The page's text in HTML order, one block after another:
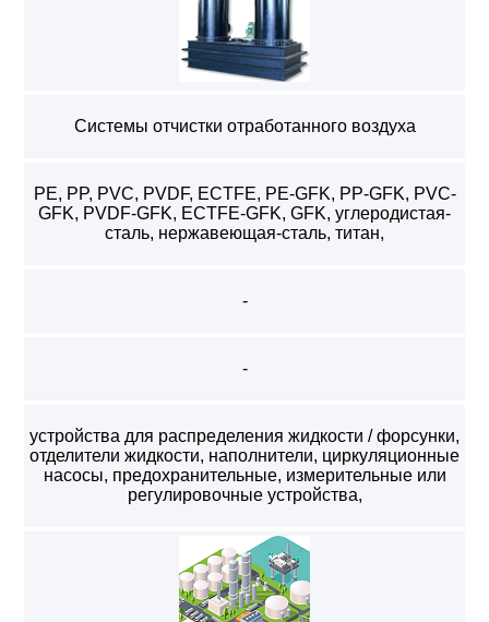
Системы отчистки отработанного воздуха
PE, PP, PVC, PVDF, ECTFE, PE-GFK, PP-GFK, PVC-
GFK, PVDF-GFK, ECTFE-GFK, GFK, углеродистая-
сталь, нержавеющая-сталь, титан,
-
-
устройства для распределения жидкости / форсунки,
отделители жидкости, наполнители, циркуляционные
насосы, предохранительные, измерительные или
регулировочные устройства,